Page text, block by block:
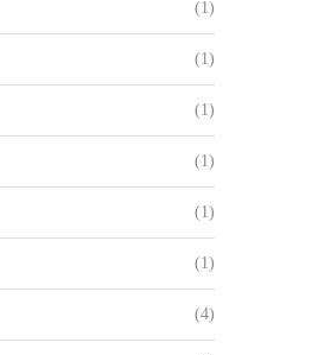
(1)
(1)
(1)
(1)
(1)
(1)
(4)